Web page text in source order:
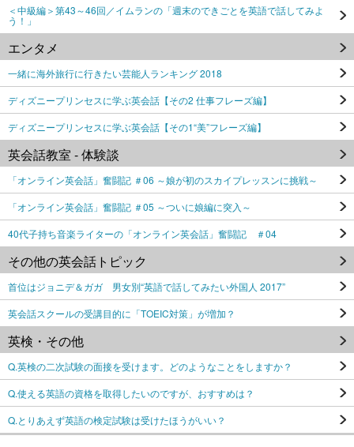
＜中級編＞第43～46回／イムランの「週末のできごとを英語で話してみよ
う！」
エンタメ
一緒に海外旅行に行きたい芸能人ランキング 2018
ディズニープリンセスに学ぶ英会話【その2 仕事フレーズ編】
ディズニープリンセスに学ぶ英会話【その1“美”フレーズ編】
英会話教室 - 体験談
「オンライン英会話」奮闘記 ＃06 ～娘が初のスカイプレッスンに挑戦～
「オンライン英会話」奮闘記 ＃05 ～ついに娘編に突入～
40代子持ち音楽ライターの「オンライン英会話」奮闘記 ＃04
その他の英会話トピック
首位はジョニデ＆ガガ 男女別“英語で話してみたい外国人 2017”
英会話スクールの受講目的に「TOEIC対策」が増加？
英検・その他
Q.英検の二次試験の面接を受けます。どのようなことをしますか？
Q.使える英語の資格を取得したいのですが、おすすめは？
Q.とりあえず英語の検定試験は受けたほうがいい？